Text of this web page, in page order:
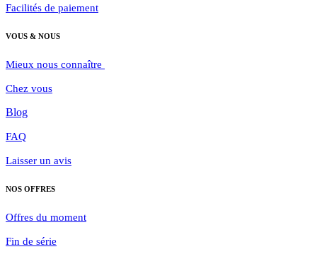
Facilités de paiement
VOUS & NOUS
Mieux nous connaître
Chez vous
Blog
FAQ
Laisser un avis
NOS OFFRES
Offres du moment
Fin de série